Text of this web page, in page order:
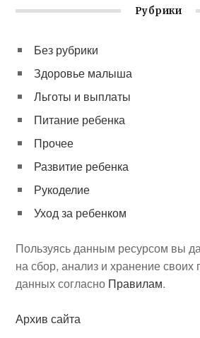
Рубрики
Без рубрики
Здоровье малыша
Льготы и выплаты
Питание ребенка
Прочее
Развитие ребенка
Рукоделие
Уход за ребенком
Пользуясь данным ресурсом вы
на сбор, анализ и хранение своих
данных согласно Правилам.
Архив сайта